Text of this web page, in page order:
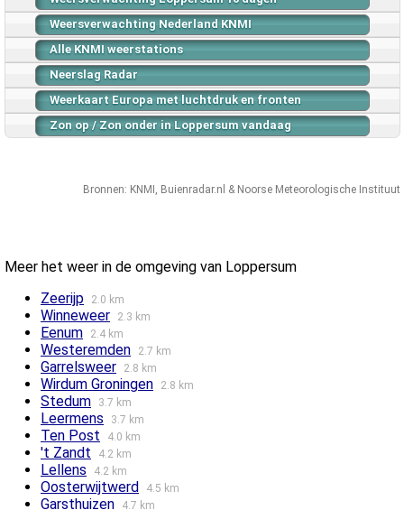
Weersverwachting Nederland KNMI
Alle KNMI weerstations
Neerslag Radar
Weerkaart Europa met luchtdruk en fronten
Zon op / Zon onder in Loppersum vandaag
Bronnen: KNMI , Buienradar.nl & Noorse Meteorologische Instituut
Meer het weer in de omgeving van Loppersum
Zeerijp
2.0 km
Winneweer 2.3 km
Eenum 2.4 km
Westeremden 2.7 km
Garrelsweer 2.8 km
Wirdum Groningen 2.8 km
Stedum 3.7 km
Leermens 3.7 km
Ten Post 4.0 km
't Zandt 4.2 km
Lellens 4.2 km
Oosterwijtwerd 4.5 km
Garsthuizen 4.7 km